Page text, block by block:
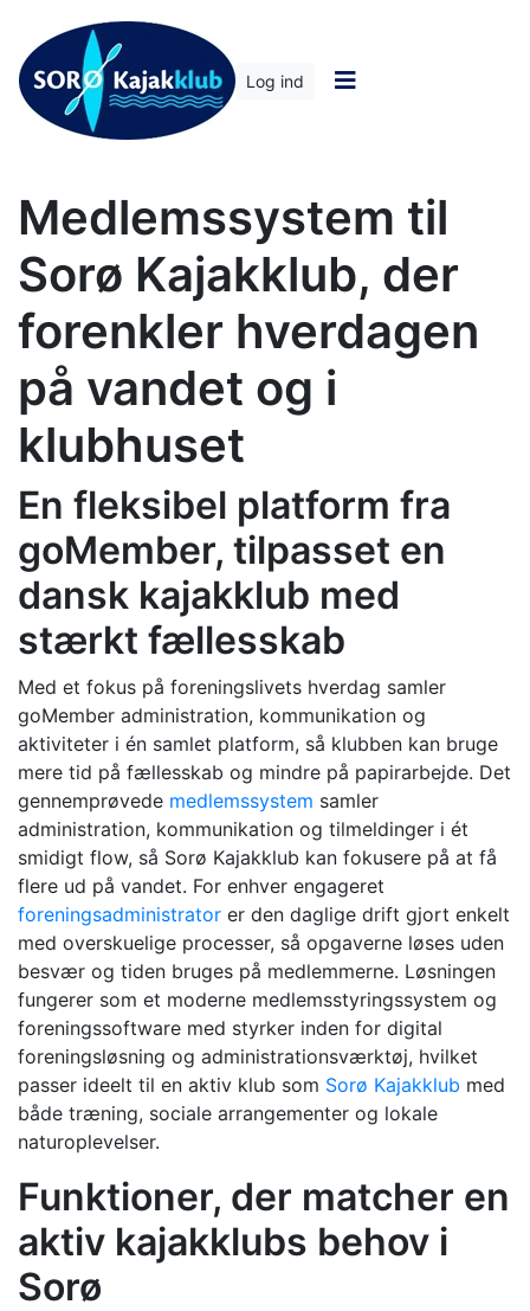
Log ind
Medlemssystem til
Sorø Kajakklub, der
forenkler hverdagen
på vandet og i
klubhuset
En fleksibel platform fra
goMember, tilpasset en
dansk kajakklub med
stærkt fællesskab
Med et fokus på foreningslivets hverdag samler
goMember administration, kommunikation og
aktiviteter i én samlet platform, så klubben kan bruge
mere tid på fællesskab og mindre på papirarbejde. Det
gennemprøvede medlemssystem samler
administration, kommunikation og tilmeldinger i ét
smidigt flow, så Sorø Kajakklub kan fokusere på at få
flere ud på vandet. For enhver engageret
foreningsadministrator er den daglige drift gjort enkelt
med overskuelige processer, så opgaverne løses uden
besvær og tiden bruges på medlemmerne. Løsningen
fungerer som et moderne medlemsstyringssystem og
foreningssoftware med styrker inden for digital
foreningsløsning og administrationsværktøj, hvilket
passer ideelt til en aktiv klub som Sorø Kajakklub med
både træning, sociale arrangementer og lokale
naturoplevelser.
Funktioner, der matcher en
aktiv kajakklubs behov i
Sorø